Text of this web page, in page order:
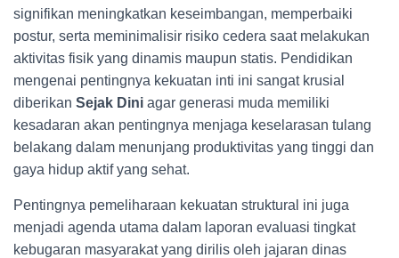
signifikan meningkatkan keseimbangan, memperbaiki
postur, serta meminimalisir risiko cedera saat melakukan
aktivitas fisik yang dinamis maupun statis. Pendidikan
mengenai pentingnya kekuatan inti ini sangat krusial
diberikan Sejak Dini agar generasi muda memiliki
kesadaran akan pentingnya menjaga keselarasan tulang
belakang dalam menunjang produktivitas yang tinggi dan
gaya hidup aktif yang sehat.
Pentingnya pemeliharaan kekuatan struktural ini juga
menjadi agenda utama dalam laporan evaluasi tingkat
kebugaran masyarakat yang dirilis oleh jajaran dinas